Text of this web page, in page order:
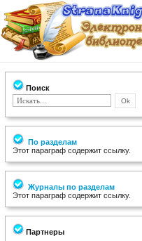
Поиск
По разделам
Этот параграф содержит ссылку.
Журналы по разделам
Этот параграф содержит ссылку.
Партнеры